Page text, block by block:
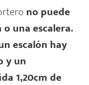
no puede
una escalera.
escalón hay
y un
1,20cm de